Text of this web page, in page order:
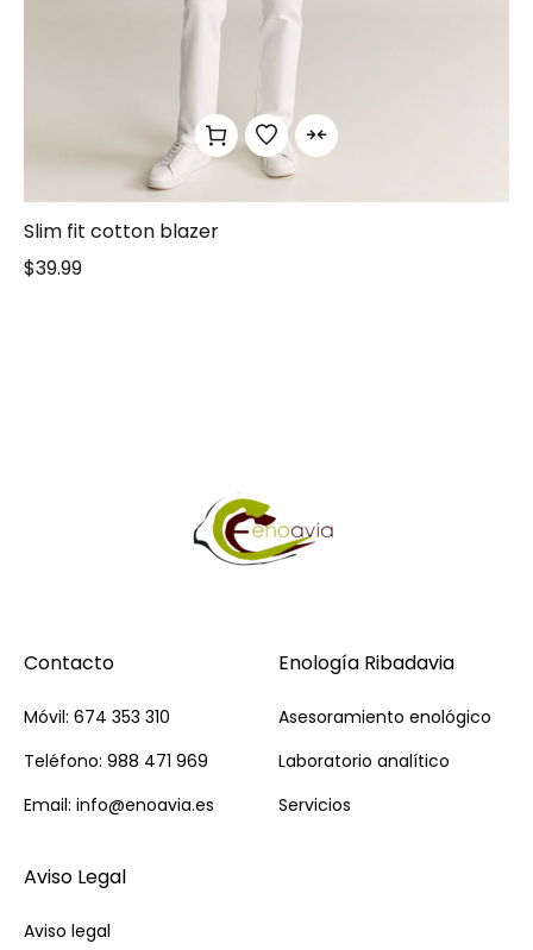
Slim fit cotton blazer
$39.99
Contacto
Móvil: 674 353 310
Teléfono: 988 471 969
Email: info@enoavia.es
Enología Ribadavia
Asesoramiento enológico
Laboratorio analítico
Servicios
Aviso Legal
Aviso legal